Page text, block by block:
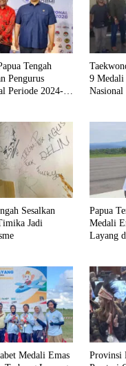
Tengah
Pengurus
Periode 2024-
9 Medali
Nasional
Sesalkan
Jadi
Papua
Medali
Layang
Medali Emas
Provinsi